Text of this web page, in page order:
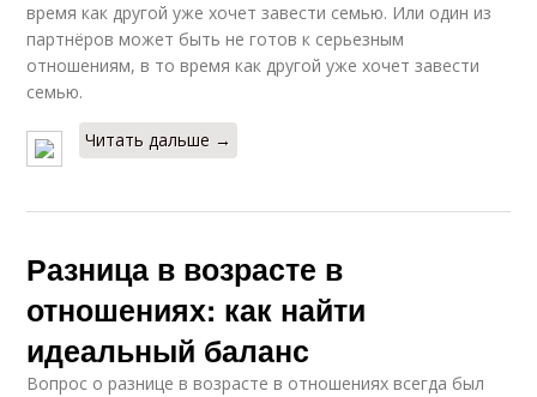
время как другой уже хочет завести семью. Или один из
партнёров может быть не готов к серьезным
отношениям, в то время как другой уже хочет завести
семью.
Читать дальше →
Разница в возрасте в
отношениях: как найти
идеальный баланс
Вопрос о разнице в возрасте в отношениях всегда был